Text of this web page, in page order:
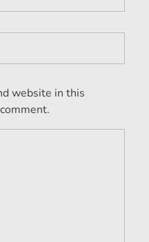
website in this